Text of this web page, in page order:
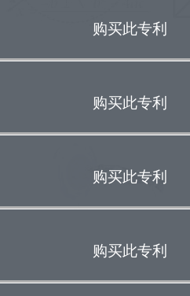
购买此专利
购买此专利
购买此专利
购买此专利